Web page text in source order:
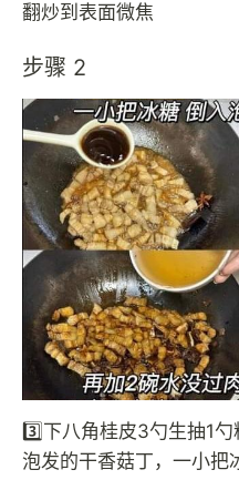
翻炒到表面微焦
步骤 2
3️⃣下八角桂皮3勺生抽1
泡发的干香菇丁，一小把